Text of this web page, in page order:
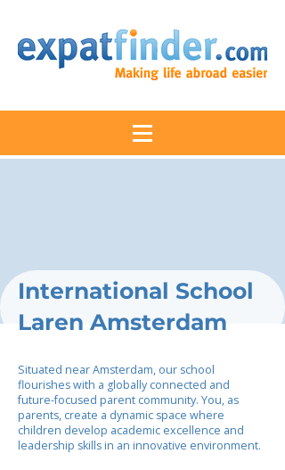
International School
Laren Amsterdam
Situated near Amsterdam, our school
flourishes with a globally connected and
future-focused parent community. You, as
parents, create a dynamic space where
children develop academic excellence and
leadership skills in an innovative environment.